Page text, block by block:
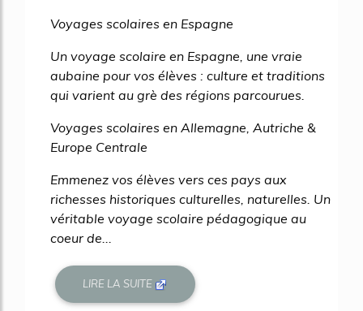
Voyages scolaires en Espagne
Un voyage scolaire en Espagne, une vraie
aubaine pour vos élèves : culture et traditions
qui varient au grè des régions parcourues.
Voyages scolaires en Allemagne, Autriche &
Europe Centrale
Emmenez vos élèves vers ces pays aux
richesses historiques culturelles, naturelles. Un
véritable voyage scolaire pédagogique au
coeur de...
LIRE LA SUITE